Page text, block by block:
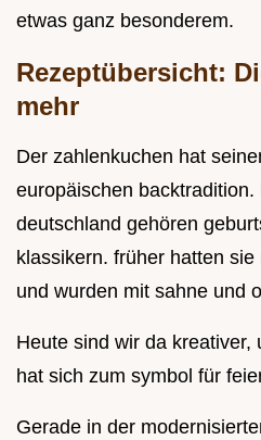
etwas ganz besonderem.
Rezeptübersicht:
mehr
Der zahlenkuchen hat
europäischen backtradition.
deutschland gehören
klassikern. früher hatten
und wurden mit sahne und
Heute sind wir da kreativer,
hat sich zum symbol für
Gerade in der